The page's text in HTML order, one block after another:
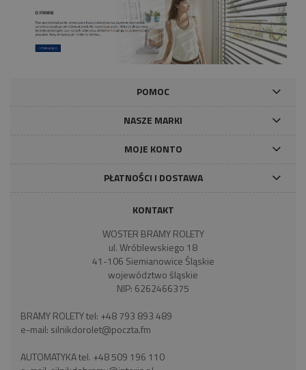
POMOC
NASZE MARKI
MOJE KONTO
PŁATNOŚCI I DOSTAWA
KONTAKT
WOSTER BRAMY ROLETY
ul. Wróblewskiego 18
41-106 Siemianowice Śląskie
województwo śląskie
NIP: 6262466375
BRAMY ROLETY tel: +48 793 893 489
e-mail: silnikdorolet@poczta.fm
AUTOMATYKA tel. +48 509 196 110